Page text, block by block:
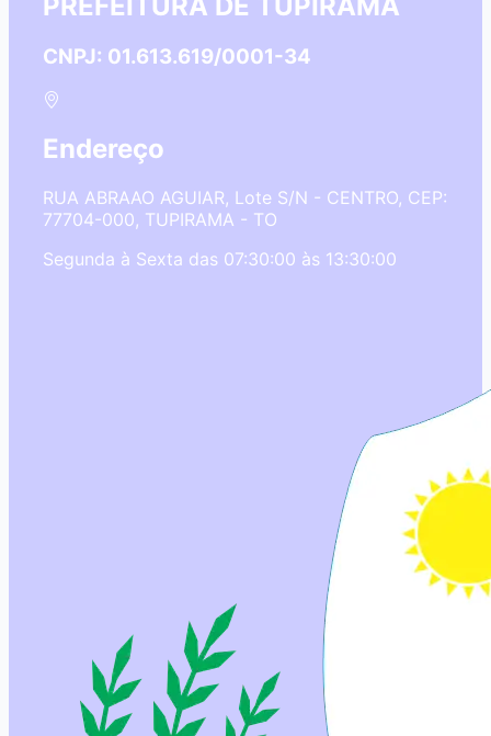
CNPJ: 01.613.619/0001-34
Endereço
RUA ABRAAO AGUIAR, Lote S/N - CENTRO, CEP:
77704-000, TUPIRAMA - TO
Segunda à Sexta das 07:30:00 às 13:30:00